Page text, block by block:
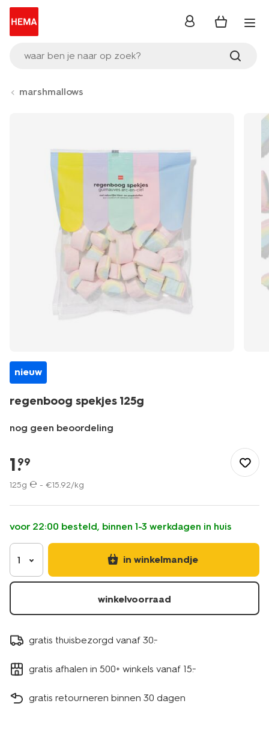
waar ben je naar op zoek?
inloggen
marshmallows
nieuw
regenboog spekjes 125g
nog geen beoordeling
drinken/snoep/marshmallows/regenboog-
spekjes-
125g-
1.
99
125g ℮ - €15.92/kg
voor 22:00 besteld, binnen 1-3 werkdagen in huis
1 in winkelmandje
winkelvoorraad
gratis thuisbezorgd vanaf 30.-
gratis afhalen in 500+ winkels vanaf 15.-
gratis retourneren binnen 30 dagen